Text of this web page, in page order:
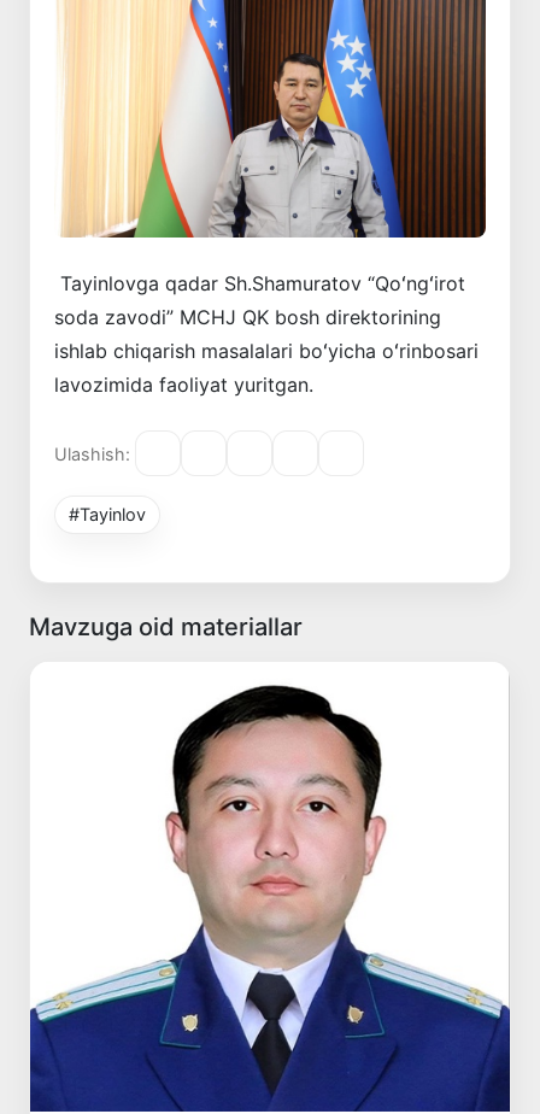
Tayinlovga qadar Sh.Shamuratov “Qoʻngʻirot
soda zavodi” MCHJ QK bosh direktorining
ishlab chiqarish masalalari boʻyicha oʻrinbosari
lavozimida faoliyat yuritgan.
Ulashish:
#Tayinlov
Mavzuga oid materiallar